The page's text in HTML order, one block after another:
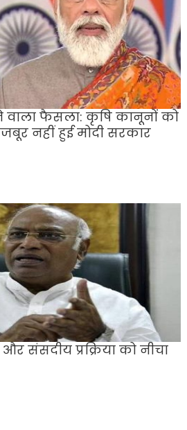
वाला फैसला: कृषि कानूनों को
नहीं हुई मोदी सरकार
संसदीय प्रक्रिया को नीचा